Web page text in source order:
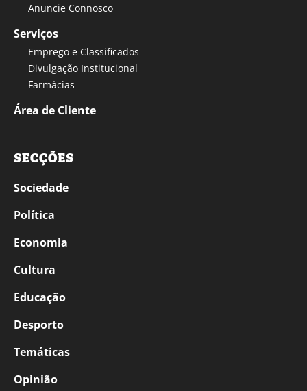
Anuncie Connosco
Serviços
Emprego e Classificados
Divulgação Institucional
Farmácias
Área de Cliente
SECÇÕES
Sociedade
Política
Economia
Cultura
Educação
Desporto
Temáticas
Opinião